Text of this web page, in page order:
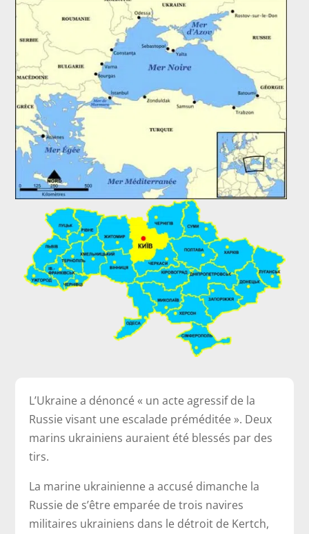
L’Ukraine a dénoncé « un acte agressif de la
Russie visant une escalade préméditée ». Deux
marins ukrainiens auraient été blessés par des
tirs.
La marine ukrainienne a accusé dimanche la
Russie de s’être emparée de trois navires
militaires ukrainiens dans le détroit de Kertch,